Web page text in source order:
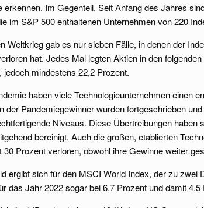
erkennen. Im Gegenteil. Seit Anfang des Jahres
im S&P 500 enthaltenen Unternehmen von 220
Weltkrieg gab es nur sieben Fälle, in denen der
hat. Jedes Mal legten Aktien in den
jedoch mindestens 22,2 Prozent.
haben viele Technologieunternehmen einen
der Pandemiegewinner wurden fortgeschrieben
Niveaus. Diese Übertreibungen
bereinigt. Auch die großen, etablierten
30 Prozent verloren, obwohl ihre Gewinne weiter
ergibt sich für den MSCI World Index, der zu zwei
das Jahr 2022 sogar bei 6,7 Prozent und damit